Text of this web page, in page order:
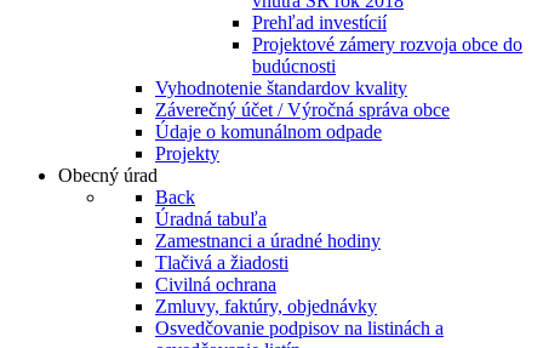
Prehľad investícií
Projektové zámery rozvoja obce do
budúcnosti
Vyhodnotenie štandardov kvality
Záverečný účet / Výročná správa obce
Údaje o komunálnom odpade
Projekty
Obecný úrad
Back
Úradná tabuľa
Zamestnanci a úradné hodiny
Tlačivá a žiadosti
Civilná ochrana
Zmluvy, faktúry, objednávky
Osvedčovanie podpisov na listinách a